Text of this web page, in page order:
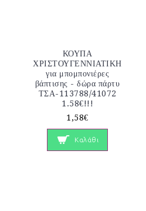
ΚΟΥΠΑ
ΧΡΙΣΤΟΥΓΕΝΝΙΑΤΙΚΗ
για μπομπονιέρες
βάπτισης - δώρα πάρτυ
ΤΣΑ-113788/41072
1.58€!!!
1,58€
Καλάθι